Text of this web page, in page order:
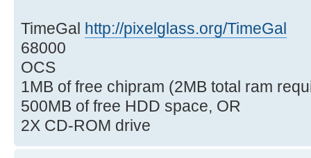
TimeGal http://pixelglass.org/TimeGal
68000
OCS
1MB of free chipram (2MB total ram
500MB of free HDD space, OR
2X CD-ROM drive